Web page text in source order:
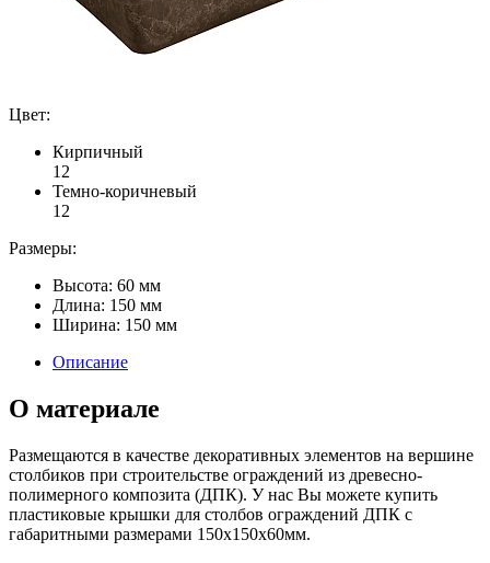
Цвет:
Кирпичный
1 2
Темно-коричневый
1 2
Размеры:
Высота: 60 мм
Длина: 150 мм
Ширина: 150 мм
Описание
О материале
Размещаются в качестве декоративных элементов на вершине
столбиков при строительстве ограждений из древесно-
полимерного композита (ДПК). У нас Вы можете купить
пластиковые крышки для столбов ограждений ДПК с
габаритными размерами 150х150х60мм.